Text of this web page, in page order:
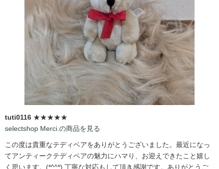
tuti0116 ★★★★★
selectshop Merci.の商品を見る
この度は貴重なテディベアをありがとうございました。最近になっ
てアンティークテディベアの魅力にハマり、お迎えできたこと嬉し
く思います。(*^^*) 丁寧な対応もして頂き感謝です。ありがとうご